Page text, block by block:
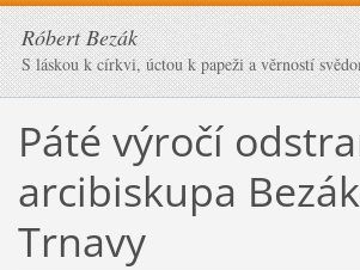
Róbert Bezák
S láskou k církvi, úctou k papeži a věrností
Páté výročí
arcibiskupa
Trnavy